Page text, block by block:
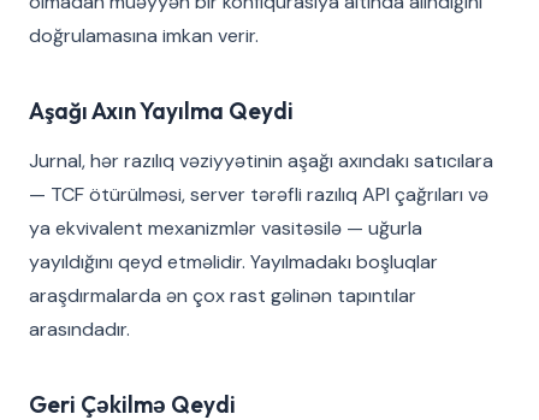
doğrulamasına imkan verir.
Aşağı Axın Yayılma Qeydi
Jurnal, hər razılıq vəziyyətinin aşağı axındakı satıcılara
— TCF ötürülməsi, server tərəfli razılıq API çağrıları və
ya ekvivalent mexanizmlər vasitəsilə — uğurla
yayıldığını qeyd etməlidir. Yayılmadakı boşluqlar
araşdırmalarda ən çox rast gəlinən tapıntılar
arasındadır.
Geri Çəkilmə Qeydi